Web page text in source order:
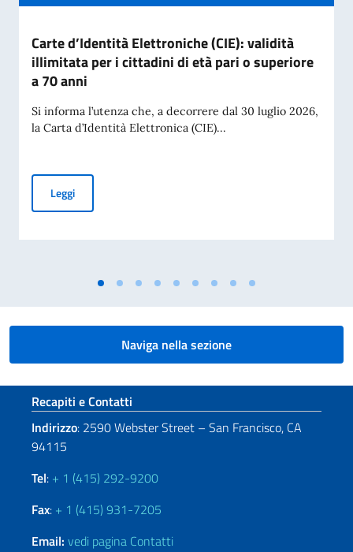
Carte d’Identità Elettroniche (CIE): validità
illimitata per i cittadini di età pari o superiore
a 70 anni
Si informa l’utenza che, a decorrere dal 30 luglio 2026,
la Carta d’Identità Elettronica (CIE)...
LeggiCarte d’Identità Elettroniche (CIE): validità illimitata per i
Naviga nella sezione
Sezione footer
Recapiti e Contatti
Indirizzo: 2590 Webster Street – San Francisco, CA
94115
Tel: + 1 (415) 292-9200
Fax: + 1 (415) 931-7205
Email: vedi pagina Contatti